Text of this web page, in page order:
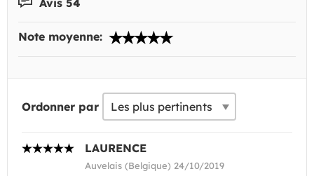
Note moyenne:
Ordonner par
LAURENCE
Auvelais (Belgique) 24/10/2019